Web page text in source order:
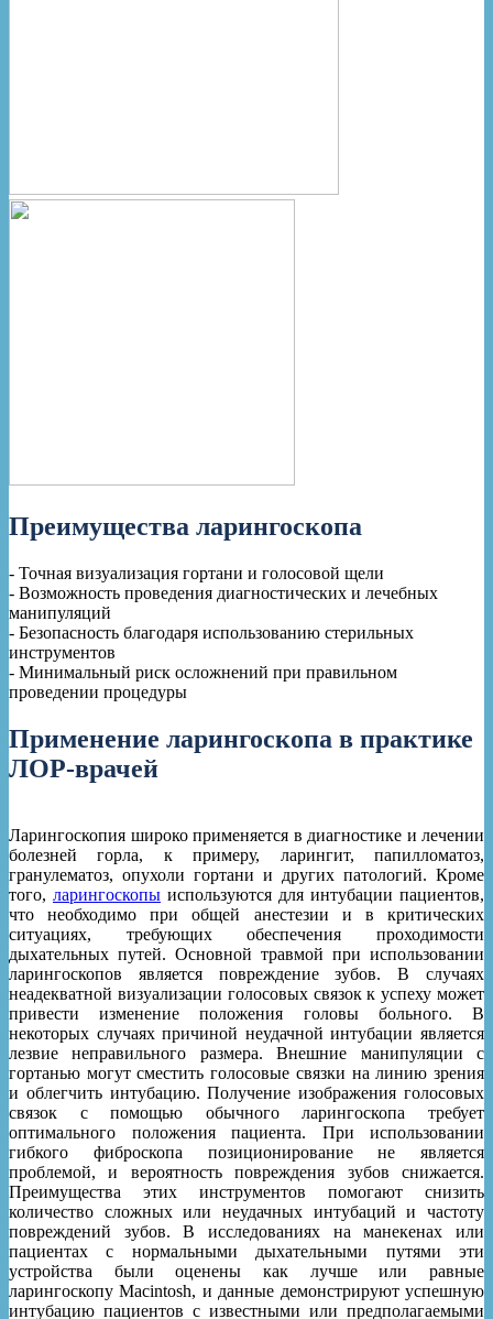
Преимущества ларингоскопа
- Точная визуализация гортани и голосовой щели
- Возможность проведения диагностических и лечебных
манипуляций
- Безопасность благодаря использованию стерильных
инструментов
- Минимальный риск осложнений при правильном
проведении процедуры
Применение ларингоскопа в практике
ЛОР-врачей
Ларингоскопия широко применяется в диагностике и лечении
болезней горла, к примеру, ларингит, папилломатоз,
гранулематоз, опухоли гортани и других патологий. Кроме
того, ларингоскопы используются для интубации пациентов,
что необходимо при общей анестезии и в критических
ситуациях, требующих обеспечения проходимости
дыхательных путей. Основной травмой при использовании
ларингоскопов является повреждение зубов. В случаях
неадекватной визуализации голосовых связок к успеху может
привести изменение положения головы больного. В
некоторых случаях причиной неудачной интубации является
лезвие неправильного размера. Внешние манипуляции с
гортанью могут сместить голосовые связки на линию зрения
и облегчить интубацию. Получение изображения голосовых
связок с помощью обычного ларингоскопа требует
оптимального положения пациента. При использовании
гибкого фиброскопа позиционирование не является
проблемой, и вероятность повреждения зубов снижается.
Преимущества этих инструментов помогают снизить
количество сложных или неудачных интубаций и частоту
повреждений зубов. В исследованиях на манекенах или
пациентах с нормальными дыхательными путями эти
устройства были оценены как лучше или равные
ларингоскопу Macintosh, и данные демонстрируют успешную
интубацию пациентов с известными или предполагаемыми